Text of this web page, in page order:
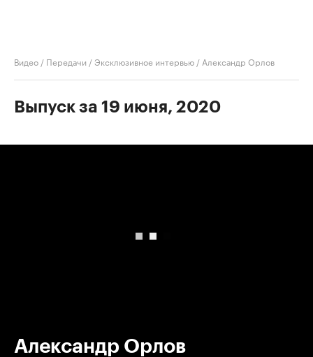
Видео / Передачи /Эксклюзивное интервью / Александр Орлов
Выпуск за 19 июня, 2020
Александр Орлов